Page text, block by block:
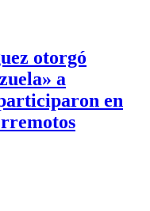
otorgó
a
en